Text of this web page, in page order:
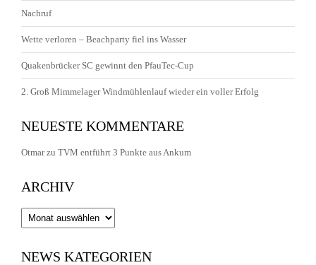
Nachruf
Wette verloren – Beachparty fiel ins Wasser
Quakenbrücker SC gewinnt den PfauTec-Cup
2. Groß Mimmelager Windmühlenlauf wieder ein voller Erfolg
NEUESTE KOMMENTARE
Otmarzu TVM entführt 3 Punkte aus Ankum
ARCHIV
Archiv
NEWS KATEGORIEN